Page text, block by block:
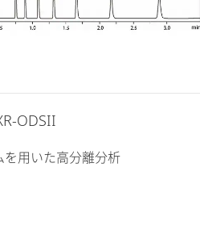
ODSII
用いた高分離分析